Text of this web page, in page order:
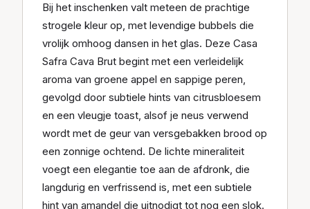
Bij het inschenken valt meteen de prachtige
strogele kleur op, met levendige bubbels die
vrolijk omhoog dansen in het glas. Deze Casa
Safra Cava Brut begint met een verleidelijk
aroma van groene appel en sappige peren,
gevolgd door subtiele hints van citrusbloesem
en een vleugje toast, alsof je neus verwend
wordt met de geur van versgebakken brood op
een zonnige ochtend. De lichte mineraliteit
voegt een elegantie toe aan de afdronk, die
langdurig en verfrissend is, met een subtiele
hint van amandel die uitnodigt tot nog een slok.